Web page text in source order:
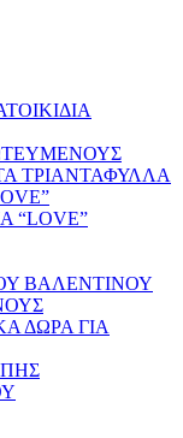
ΤΡΙΑΝΤΑΦΥΛΛΑ
“LOVE”
ΒΑΛΕΝΤΙΝΟΥ
ΔΩΡΑ ΓΙΑ